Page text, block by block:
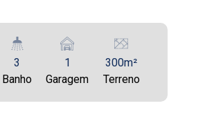
17
Aug/Mon
18
3
Banho
1
Garagem
300m²
Terreno